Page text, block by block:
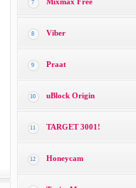
7
8 Viber
9 Praat
10 uBlock Origin
11 TARGET 3001!
12 Honeycam